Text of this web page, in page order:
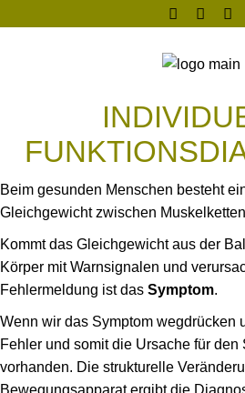
Beim gesunden Menschen besteht
Gleichgewicht zwischen
Kommt das Gleichgewicht aus der
Körper mit Warnsignalen und
Fehlermeldung ist das Symptom.
Wenn wir das Symptom wegdrücken
Fehler und somit die Ursache für den
vorhanden. Die strukturelle
Bewegungsapparat ergibt die